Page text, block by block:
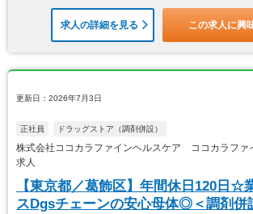
求人の詳細を見る この求人に興
更新日：2026年7月3日
正社員 ドラッグストア（調剤併設）
株式会社ココカラファインヘルスケア ココカラファ
求人
【東京都／葛飾区】年間休日120日☆
スDgsチェーンの安心母体◎＜調剤併